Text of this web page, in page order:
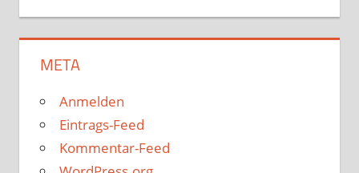
META
Anmelden
Eintrags-Feed
Kommentar-Feed